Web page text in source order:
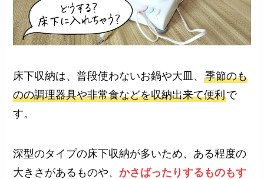
床下収納は、普段使わないお鍋や大皿、季節のも
のの調理器具や非常食などを収納出来て便利で
す。
深型のタイプの床下収納が多いため、ある程度の
大きさがあるものや、かさばったりするものもす